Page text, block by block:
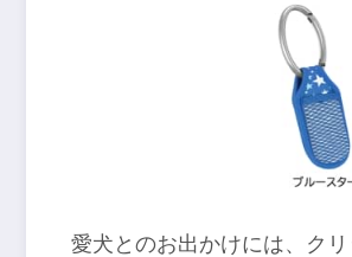
愛犬とのお出かけには、ク